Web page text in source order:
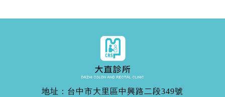
地址：台中市大里區中興路二段349號